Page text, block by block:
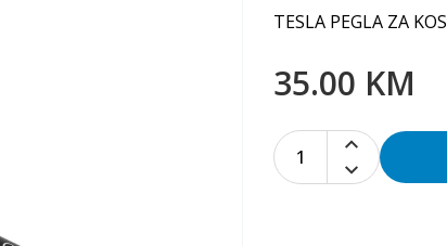
TESLA PEGLA ZA
35.00 KM
1